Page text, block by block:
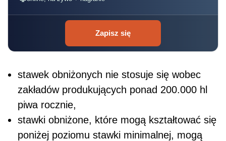
Zapisz się
stawek obniżonych nie stosuje się wobec
zakładów produkujących ponad 200.000 hl
piwa rocznie,
stawki obniżone, które mogą kształtować się
poniżej poziomu stawki minimalnej, mogą